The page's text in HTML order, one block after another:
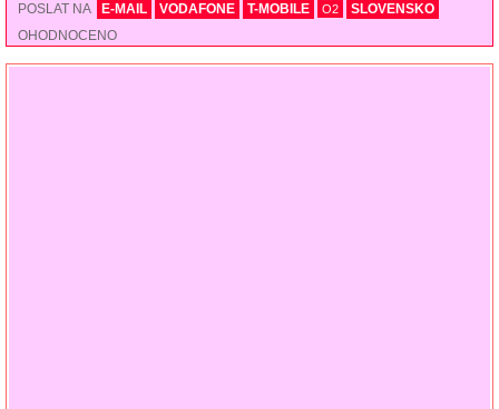
POSLAT NA E-MAIL VODAFONE T-MOBILE O2
SLOVENSKO
OHODNOCENO